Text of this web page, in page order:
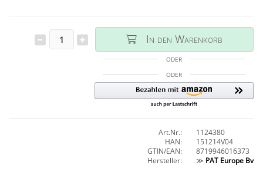
In den Warenkorb
ODER
ODER
Art.Nr.:
1124380
HAN:
151214V04
GTIN/EAN:
8719946016373
Hersteller:
≫ PAT Europe Bv